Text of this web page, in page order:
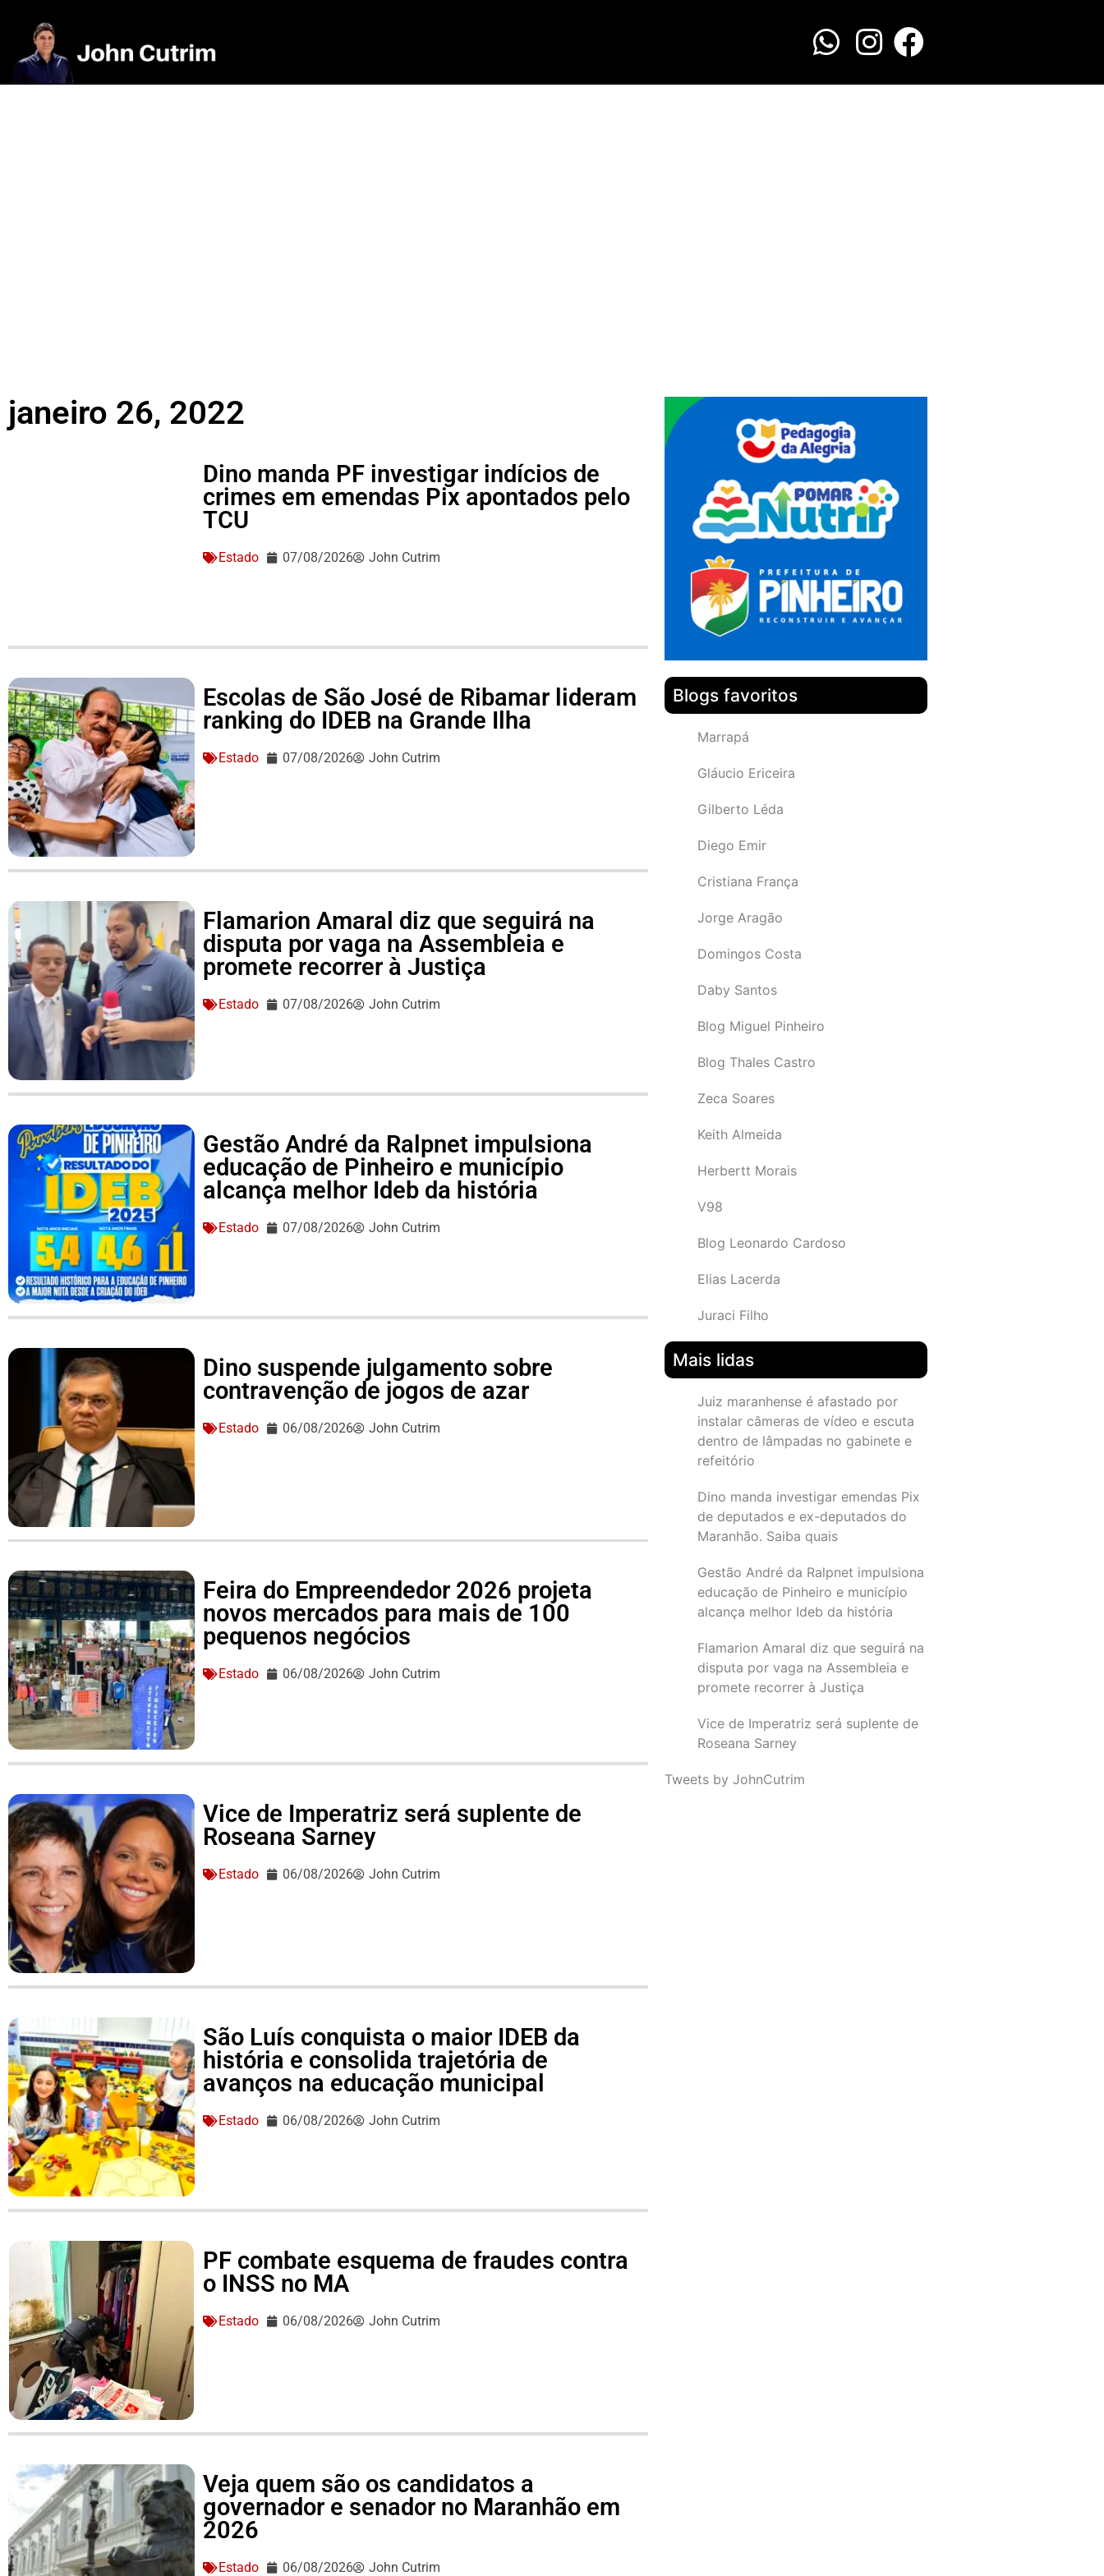
janeiro 26, 2022
Dino manda PF investigar indícios de
crimes em emendas Pix apontados pelo
TCU
Estado 07/08/2026 John Cutrim
Escolas de São José de Ribamar lideram
ranking do IDEB na Grande Ilha
Estado 07/08/2026 John Cutrim
Flamarion Amaral diz que seguirá na
disputa por vaga na Assembleia e
promete recorrer à Justiça
Estado 07/08/2026 John Cutrim
Gestão André da Ralpnet impulsiona
educação de Pinheiro e município
alcança melhor Ideb da história
Estado 07/08/2026 John Cutrim
Dino suspende julgamento sobre
contravenção de jogos de azar
Estado 06/08/2026 John Cutrim
Feira do Empreendedor 2026 projeta
novos mercados para mais de 100
pequenos negócios
Estado 06/08/2026 John Cutrim
Vice de Imperatriz será suplente de
Roseana Sarney
Estado 06/08/2026 John Cutrim
São Luís conquista o maior IDEB da
história e consolida trajetória de
avanços na educação municipal
Estado 06/08/2026 John Cutrim
PF combate esquema de fraudes contra
o INSS no MA
Estado 06/08/2026 John Cutrim
Veja quem são os candidatos a
governador e senador no Maranhão em
2026
Estado 06/08/2026 John Cutrim
Blogs favoritos
Marrapá
Gláucio Ericeira
Gilberto Léda
Diego Emir
Cristiana França
Jorge Aragão
Domingos Costa
Daby Santos
Blog Miguel Pinheiro
Blog Thales Castro
Zeca Soares
Keith Almeida
Herbertt Morais
V98
Blog Leonardo Cardoso
Elias Lacerda
Juraci Filho
Mais lidas
Juiz maranhense é afastado por
instalar câmeras de vídeo e escuta
dentro de lâmpadas no gabinete e
refeitório
Dino manda investigar emendas Pix
de deputados e ex-deputados do
Maranhão. Saiba quais
Gestão André da Ralpnet impulsiona
educação de Pinheiro e município
alcança melhor Ideb da história
Flamarion Amaral diz que seguirá na
disputa por vaga na Assembleia e
promete recorrer à Justiça
Vice de Imperatriz será suplente de
Roseana Sarney
Tweets by JohnCutrim